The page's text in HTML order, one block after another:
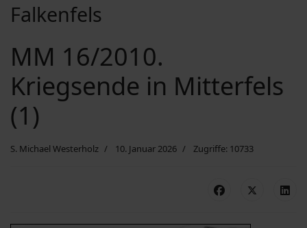
Falkenfels
MM 16/2010.
Kriegsende in Mitterfels
(1)
S. Michael Westerholz 10. Januar 2026 Zugriffe: 10733